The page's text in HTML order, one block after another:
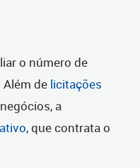
o número de
de licitações
a
, que contrata o